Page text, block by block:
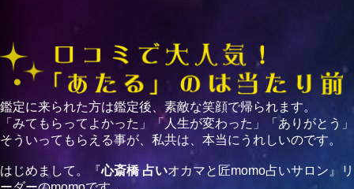
鑑定に来られた方は鑑定後、素敵な笑顔で帰られます。
「みてもらってよかった」「人生が変わった」「ありがとう」
そういってもらえる事が、私共は、本当にうれしいのです。
はじめまして。『心斎橋 占いオカマと匠momo占いサロン』リ